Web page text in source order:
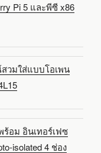
Pi 5 และพีซี x86
วมใส่แบบโอเพน
ร้อม อินเทอร์เฟซ
isolated 4 ช่อง